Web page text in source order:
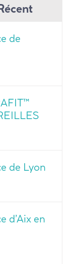
de
de Lyon
d’Aix en